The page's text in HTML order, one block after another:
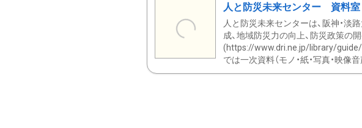
人と防災未来センター 資料室
人と防災未来センターは、阪神・淡
成、地域防災力の向上、防災政策の
(https://www.dri.ne.jp/library/guide/)
では一次資料（モノ・紙・写真・映像音